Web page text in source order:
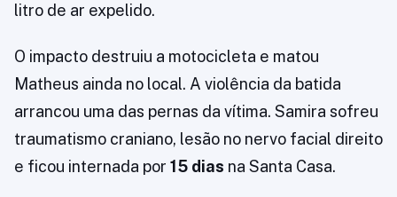
litro de ar expelido.
O impacto destruiu a motocicleta e matou
Matheus ainda no local. A violência da batida
arrancou uma das pernas da vítima. Samira sofreu
traumatismo craniano, lesão no nervo facial direito
e ficou internada por 15 dias na Santa Casa.